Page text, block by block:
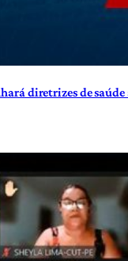
diretrizes de